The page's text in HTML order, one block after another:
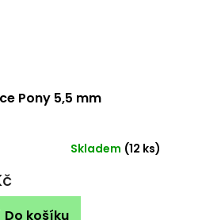
Pony 5,5 mm
Skladem (12 ks)
Do košíku